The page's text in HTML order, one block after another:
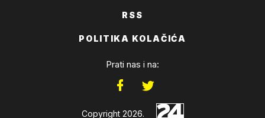
RSS
POLITIKA KOLAČIĆA
Prati nas i na:
Copyright 2026.